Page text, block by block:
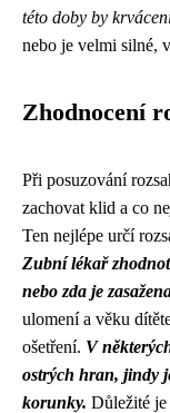
této doby by
nebo je velmi silné,
Zhodnocení
Při posuzování
zachovat klid a co
Ten nejlépe určí
Zubní lékař
nebo zda je
ulomení a věku
ošetření. V
ostrých hran, jindy
korunky. Důležité je